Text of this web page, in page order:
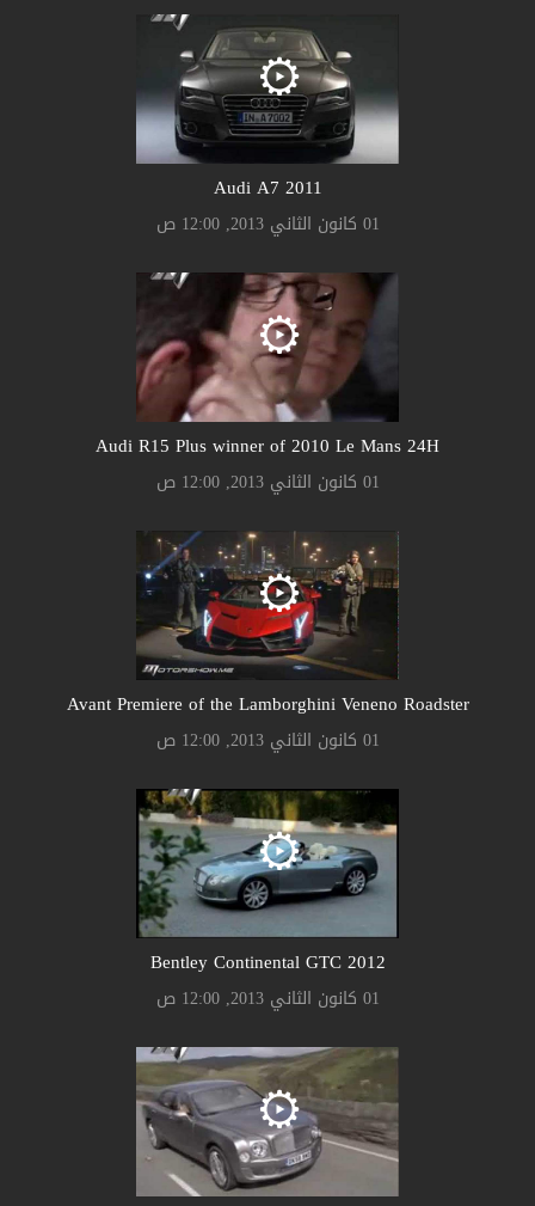
Audi A7 2011
01 كانون الثاني 2013, 12:00 ص
Audi R15 Plus winner of 2010 Le Mans 24H
01 كانون الثاني 2013, 12:00 ص
Avant Premiere of the Lamborghini Veneno Roadster
01 كانون الثاني 2013, 12:00 ص
Bentley Continental GTC 2012
01 كانون الثاني 2013, 12:00 ص